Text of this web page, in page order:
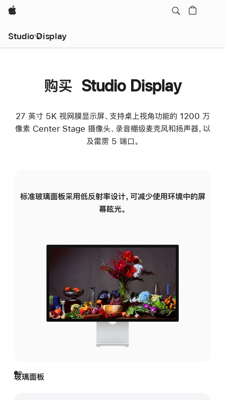
Apple
Studio Display
购买 Studio Display
27 英寸 5K 视网膜显示屏、支持桌上视角功能的 1200 万
像素 Center Stage 摄像头、录音棚级麦克风和扬声器，以
及雷雳 5 端口。
标准玻璃面板采用低反射率设计，可减少使用环境中的屏
幕眩光。
玻璃面板